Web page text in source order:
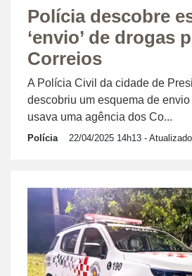
Polícia descobre
‘envio’ de drogas
Correios
A Polícia Civil da cidade de
descobriu um esquema de
usava uma agência dos Co...
Polícia 22/04/2025 14h13 -